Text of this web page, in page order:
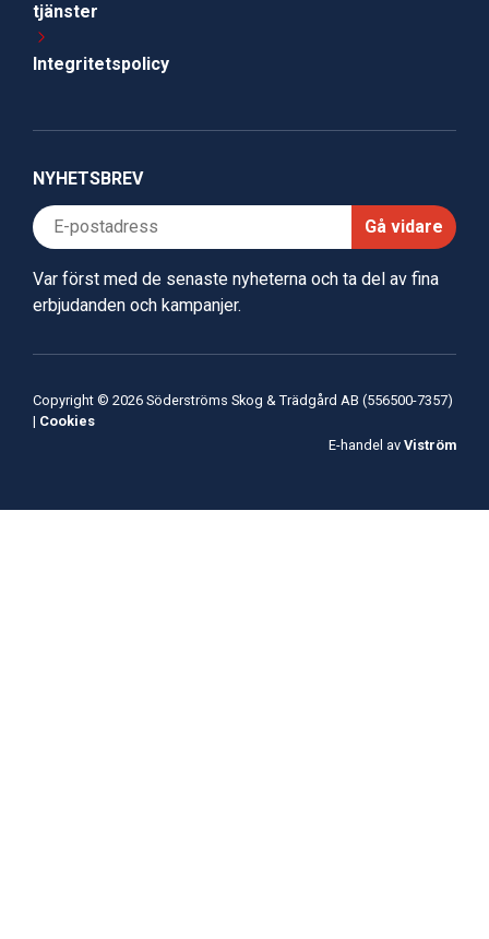
tjänster
Integritetspolicy
NYHETSBREV
Gå vidare
Var först med de senaste nyheterna och ta del av fina
erbjudanden och kampanjer.
Copyright © 2026 Söderströms Skog & Trädgård AB (556500-7357)
| Cookies
E-handel av Viström